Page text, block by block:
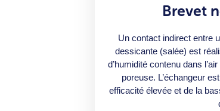
Brevet
Un contact indirect entre
dessicante (salée) est
d’humidité contenu dans
poreuse. L’échangeur
efficacité élevée et de la